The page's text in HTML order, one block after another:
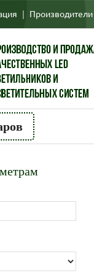
| Производители